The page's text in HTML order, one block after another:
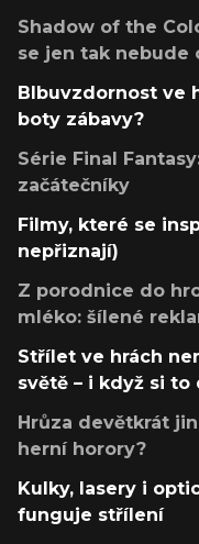
Shadow of the
se jen tak nebude
Blbuvzdornost ve
boty zábavy?
Série Final
začátečníky
Filmy, které se
nepřiznají)
Z porodnice do
mléko: šílené
Střílet ve hrách
světě – i když si
Hrůza devětkrát
herní horory?
Kulky, lasery i
funguje střílení